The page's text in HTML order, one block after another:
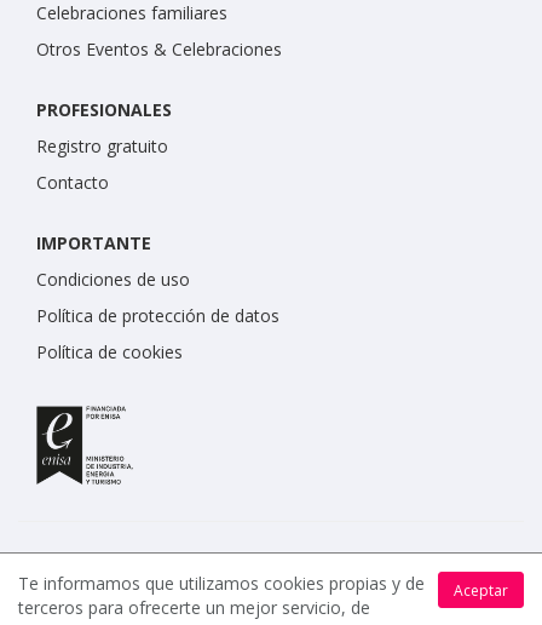
Celebraciones familiares
Otros Eventos & Celebraciones
PROFESIONALES
Registro gratuito
Contacto
IMPORTANTE
Condiciones de uso
Política de protección de datos
Política de cookies
www.celebrents.es tiene una calificación de 5 / 5 otorgada
Aceptar
Te informamos que utilizamos cookies propias y de
terceros para ofrecerte un mejor servicio, de